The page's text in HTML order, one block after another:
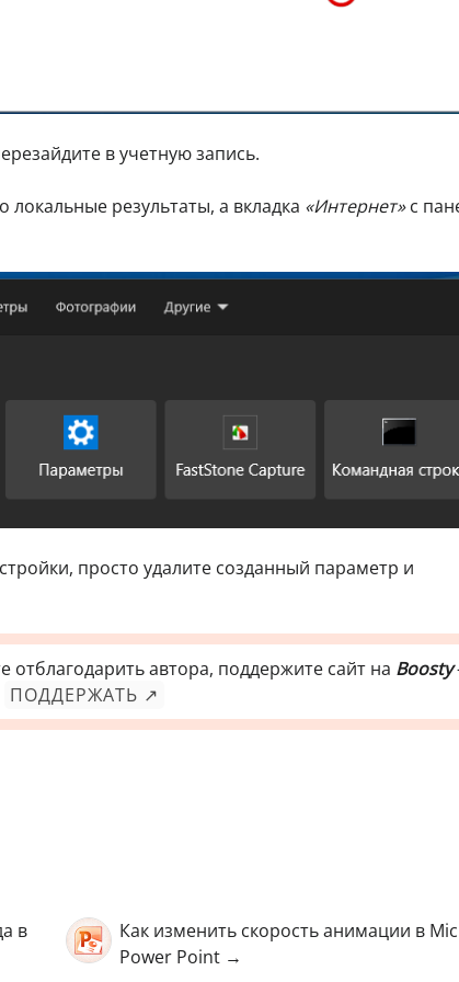
в учетную запись.
локальные результаты, а вкладка «Интернет»с
просто удалите созданный параметр и
отблагодарить автора, поддержите сайт на Boosty
ПОДДЕРЖАТЬ ↗
в
Как изменить скорость анимации в
Power Point →